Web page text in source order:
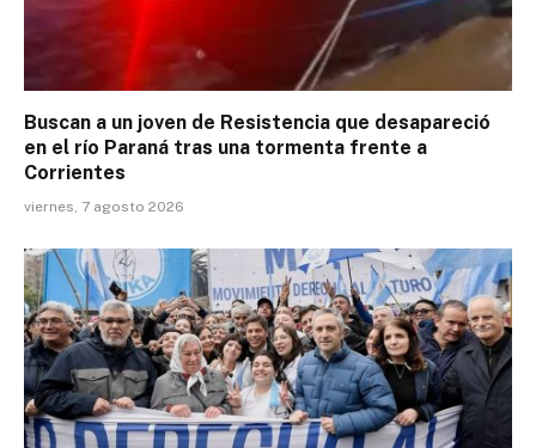
Buscan a un joven de Resistencia que desapareció
en el río Paraná tras una tormenta frente a
Corrientes
viernes, 7 agosto 2026